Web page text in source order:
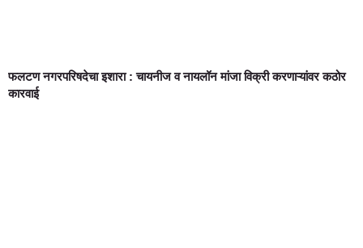
फलटण नगरपरिषदेचा इशारा : चायनीज व नायलॉन मांजा विक्री करणाऱ्यांवर कठोर
कारवाई